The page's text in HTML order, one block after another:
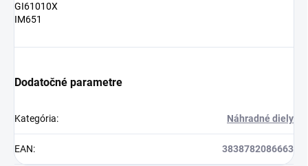
GI61010X
IM651
Dodatočné parametre
Kategória: Náhradné diely
EAN: 3838782086663